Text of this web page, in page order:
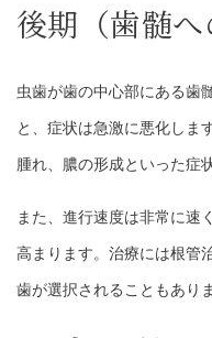
後期（歯髄へ
虫歯が歯の中心部にある歯
と、症状は急激に悪化しま
腫れ、膿の形成といった症
また、進行速度は非常に速
高まります。治療には根管
歯が選択されることもありま